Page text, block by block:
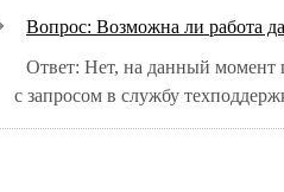
Вопрос: Возможна ли работа
Ответ: Нет, на данный момент программа может работать только совместно с QDPro. Но если вы заинтересованы в такой возможности, обратитесь
с запросом в службу